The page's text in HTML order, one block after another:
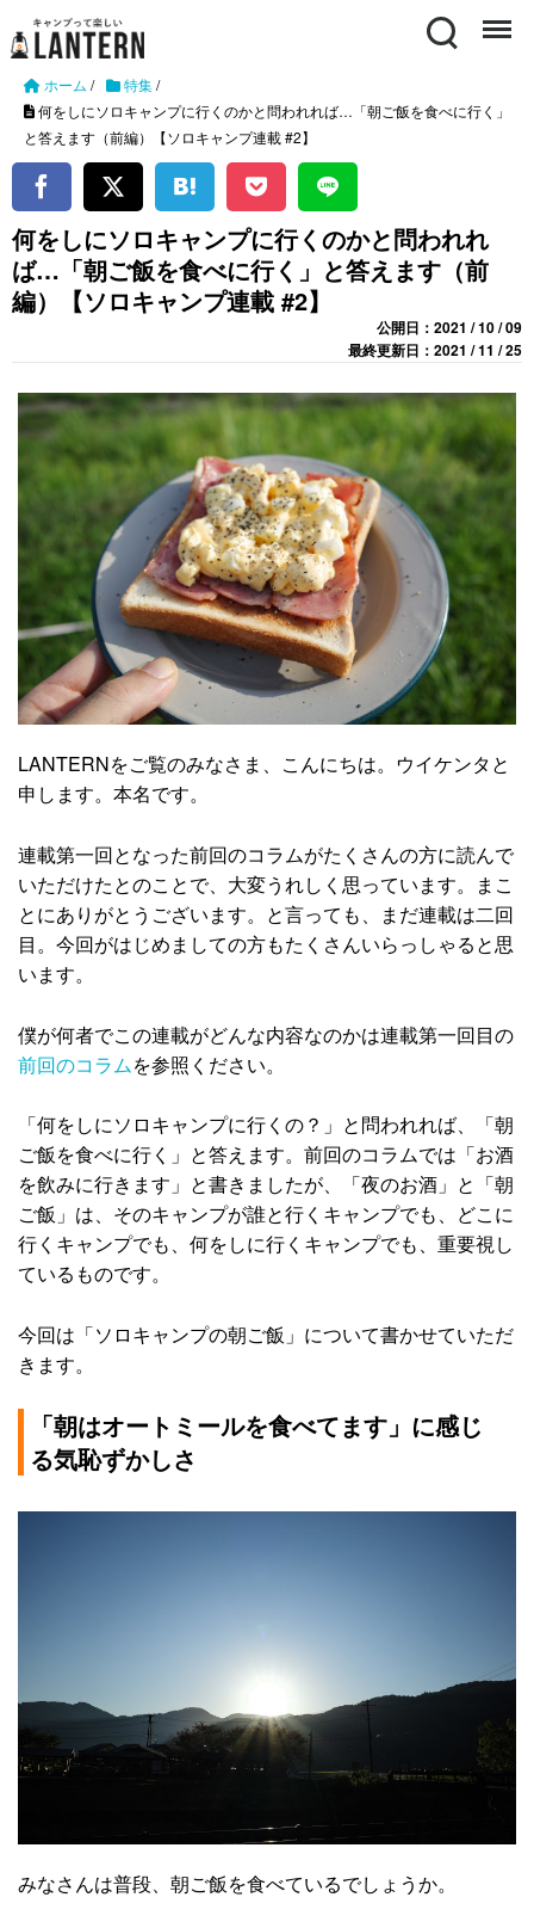
Search Menu
ホーム / 特集/
何をしにソロキャンプに行くのかと問われれば…「朝ご飯を食べに行く」
と答えます（前編）【ソロキャンプ連載 #2】
何をしにソロキャンプに行くのかと問われれ
ば…「朝ご飯を食べに行く」と答えます（前
編）【ソロキャンプ連載 #2】
公開日：2021 / 10 / 09
最終更新日：2021 / 11 / 25
LANTERNをご覧のみなさま、こんにちは。ウイケンタと
申します。本名です。
連載第一回となった前回のコラムがたくさんの方に読んで
いただけたとのことで、大変うれしく思っています。まこ
とにありがとうございます。と言っても、まだ連載は二回
目。今回がはじめましての方もたくさんいらっしゃると思
います。
僕が何者でこの連載がどんな内容なのかは連載第一回目の
前回のコラムを参照ください。
「何をしにソロキャンプに行くの？」と問われれば、「朝
ご飯を食べに行く」と答えます。前回のコラムでは「お酒
を飲みに行きます」と書きましたが、「夜のお酒」と「朝
ご飯」は、そのキャンプが誰と行くキャンプでも、どこに
行くキャンプでも、何をしに行くキャンプでも、重要視し
ているものです。
今回は「ソロキャンプの朝ご飯」について書かせていただ
きます。
「朝はオートミールを食べてます」に感じ
る気恥ずかしさ
みなさんは普段、朝ご飯を食べているでしょうか。